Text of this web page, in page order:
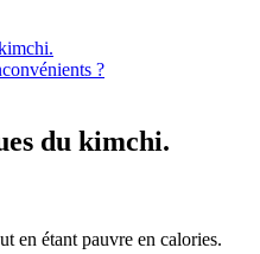
?
du kimchi.
en étant pauvre en calories.